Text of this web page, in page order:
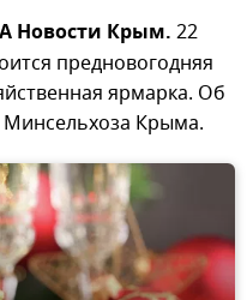
Новости Крым. 22
предновогодняя
ярмарка. Об
Крыма.